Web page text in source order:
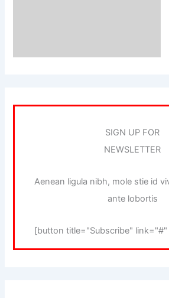
SIGN UP FOR
NEWSLETTER
Aenean ligula nibh, mole stie id
ante lobortis
[button title="Subscribe"